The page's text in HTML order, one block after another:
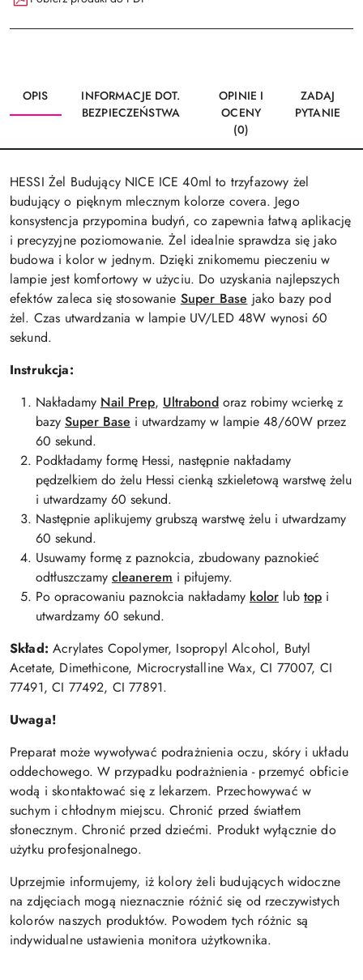
OPIS
INFORMACJE DOT.
BEZPIECZEŃSTWA
OPINIE I
OCENY
(0)
ZADAJ
PYTANIE
HESSI Żel Budujący NICE ICE 40ml to trzyfazowy żel
budujący o pięknym mlecznym kolorze covera. Jego
konsystencja przypomina budyń, co zapewnia łatwą aplikację
i precyzyjne poziomowanie. Żel idealnie sprawdza się jako
budowa i kolor w jednym. Dzięki znikomemu pieczeniu w
lampie jest komfortowy w użyciu. Do uzyskania najlepszych
efektów zaleca się stosowanie Super Base jako bazy pod
żel. Czas utwardzania w lampie UV/LED 48W wynosi 60
sekund.
Instrukcja:
Nakładamy Nail Prep, Ultrabond oraz robimy wcierkę z
bazy Super Base i utwardzamy w lampie 48/60W przez
60 sekund.
Podkładamy formę Hessi, następnie nakładamy
pędzelkiem do żelu Hessi cienką szkieletową warstwę żelu
i utwardzamy 60 sekund.
Następnie aplikujemy grubszą warstwę żelu i utwardzamy
60 sekund.
Usuwamy formę z paznokcia, zbudowany paznokieć
odtłuszczamy cleanerem i piłujemy.
Po opracowaniu paznokcia nakładamy kolor lub top i
utwardzamy 60 sekund.
Skład: Acrylates Copolymer, Isopropyl Alcohol, Butyl
Acetate, Dimethicone, Microcrystalline Wax, CI 77007, CI
77491, CI 77492, CI 77891.
Uwaga!
Preparat może wywoływać podrażnienia oczu, skóry i układu
oddechowego. W przypadku podrażnienia - przemyć obficie
wodą i skontaktować się z lekarzem. Przechowywać w
suchym i chłodnym miejscu. Chronić przed światłem
słonecznym. Chronić przed dziećmi. Produkt wyłącznie do
użytku profesjonalnego.
Uprzejmie informujemy, iż kolory żeli budujących widoczne
na zdjęciach mogą nieznacznie różnić się od rzeczywistych
kolorów naszych produktów. Powodem tych różnic są
indywidualne ustawienia monitora użytkownika.